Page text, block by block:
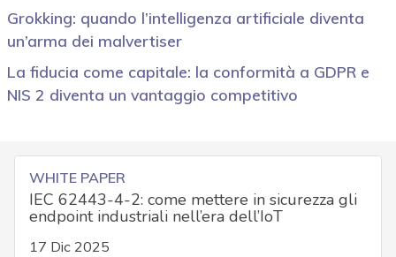
Grokking: quando l’intelligenza artificiale diventa
un’arma dei malvertiser
La fiducia come capitale: la conformità a GDPR e
NIS 2 diventa un vantaggio competitivo
WHITE PAPER
IEC 62443-4-2: come mettere in sicurezza gli
endpoint industriali nell’era dell’IoT
17 Dic 2025